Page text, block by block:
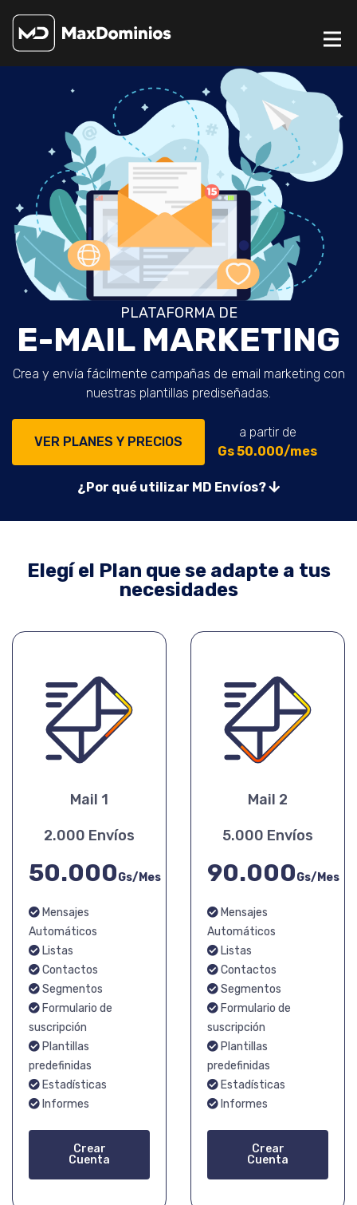
PLATAFORMA DE
E-MAIL MARKETING
Crea y envía fácilmente campañas de email marketing con
nuestras plantillas prediseñadas.
VER PLANES Y PRECIOS
a partir de
Gs 50.000/mes
¿Por qué utilizar MD Envíos?
Elegí el Plan que se adapte a tus
necesidades
Mail 1
2.000 Envíos
50.000Gs/Mes
Mensajes
Automáticos
Listas
Contactos
Segmentos
Formulario de
suscripción
Plantillas
predefinidas
Estadísticas
Informes
Crear
Cuenta
Mail 2
5.000 Envíos
90.000Gs/Mes
Mensajes
Automáticos
Listas
Contactos
Segmentos
Formulario de
suscripción
Plantillas
predefinidas
Estadísticas
Informes
Crear
Cuenta